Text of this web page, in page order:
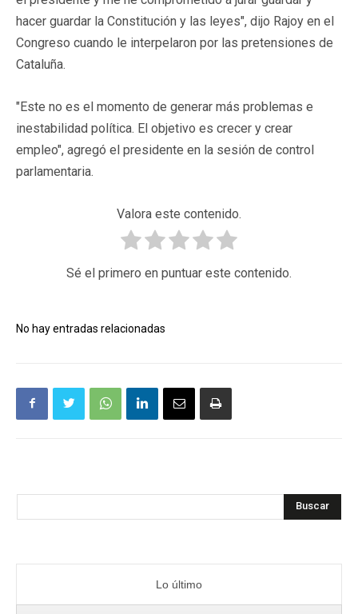
hacer guardar la Constitución y las leyes", dijo Rajoy en el
Congreso cuando le interpelaron por las pretensiones de
Cataluña.
"Este no es el momento de generar más problemas e
inestabilidad política. El objetivo es crecer y crear
empleo", agregó el presidente en la sesión de control
parlamentaria.
Valora este contenido.
Sé el primero en puntuar este contenido.
No hay entradas relacionadas
Buscar
Lo último